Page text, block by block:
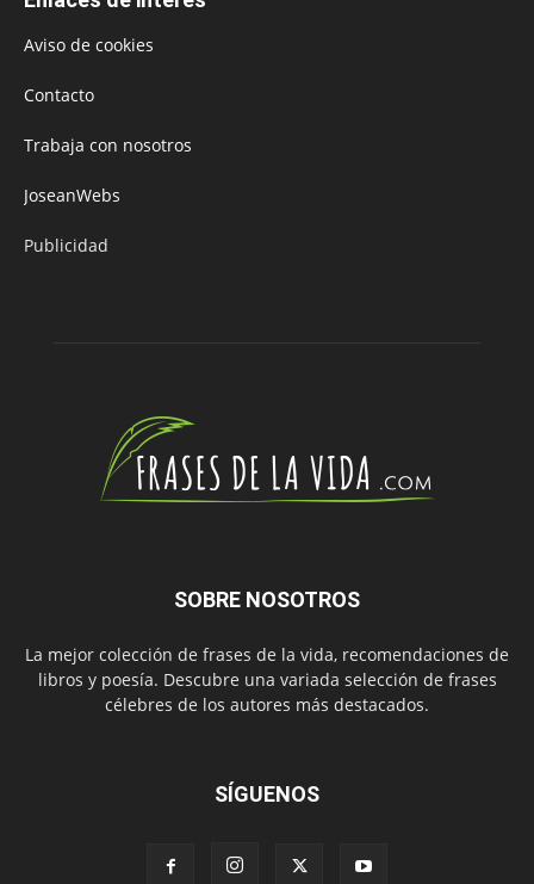
Aviso de cookies
Contacto
Trabaja con nosotros
JoseanWebs
Publicidad
SOBRE NOSOTROS
La mejor colección de frases de la vida, recomendaciones de
libros y poesía. Descubre una variada selección de frases
célebres de los autores más destacados.
SÍGUENOS